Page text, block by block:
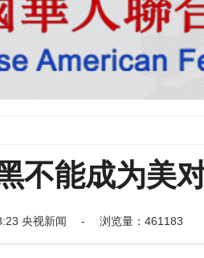
不能成为美
央视新闻 - 浏览量：461183